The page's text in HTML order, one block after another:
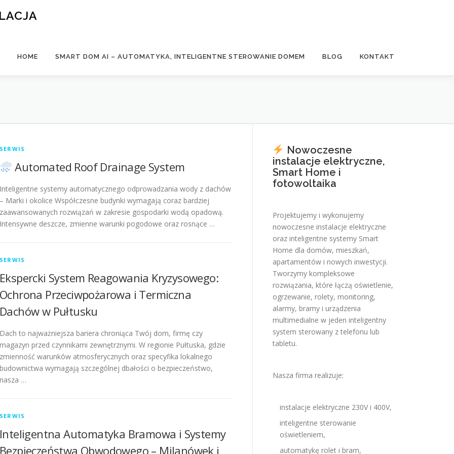
HOME SMART DOM AI – AUTOMATYKA, INTELIGENTNE STEROWANIE DOMEM BLOG KONTAKT
SERWIS
Automated Roof Drainage System
Inteligentne systemy automatycznego odprowadzania wody z dachów
– Marki i okolice Współczesne budynki wymagają coraz bardziej
zaawansowanych rozwiązań w zakresie gospodarki wodą opadową.
Intensywne deszcze, zmienne warunki pogodowe oraz rosnące …
SERWIS
Ekspercki System Reagowania Kryzysowego:
Ochrona Przeciwpożarowa i Termiczna
Dachów w Pułtusku
Dach to najważniejsza bariera chroniąca Twój dom, firmę czy
magazyn przed czynnikami zewnętrznymi. W regionie Pułtuska, gdzie
zmienność warunków atmosferycznych oraz specyfika lokalnego
budownictwa wymagają szczególnej dbałości o bezpieczeństwo,
nasza …
SERWIS
Inteligentna Automatyka Bramowa i Systemy
Bezpieczeństwa Obwodowego – Milanówek i
Nowoczesne
instalacje elektryczne,
Smart Home i
fotowoltaika
Projektujemy i wykonujemy
nowoczesne instalacje elektryczne
oraz inteligentne systemy Smart
Home dla domów, mieszkań,
apartamentów i nowych inwestycji.
Tworzymy kompleksowe
rozwiązania, które łączą oświetlenie,
ogrzewanie, rolety, monitoring,
alarmy, bramy i urządzenia
multimedialne w jeden inteligentny
system sterowany z telefonu lub
tabletu.
Nasza firma realizuje:
instalacje elektryczne 230V i 400V,
inteligentne sterowanie
oświetleniem,
automatykę rolet i bram,